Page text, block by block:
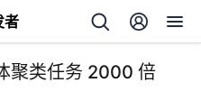
者
聚类任务 2000 倍